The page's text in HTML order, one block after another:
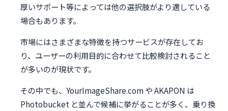
厚いサポート等によっては他の選択肢がより適している
場合もあります。
市場にはさまざまな特徴を持つサービスが存在してお
り、ユーザーの利用目的に合わせて比較検討されること
が多いのが現状です。
その中でも、YourImageShare.com や AKAPON は
Photobucket と並んで候補に挙がることが多く、乗り換